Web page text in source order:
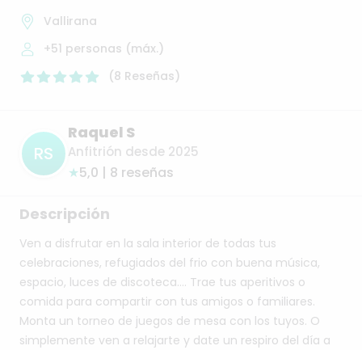
Vallirana
+51 personas (máx.)
(8 Reseñas)
RS
Raquel S
Anfitrión desde 2025
★5,0 | 8 reseñas
Descripción
Ven a disfrutar en la sala interior de todas tus
celebraciones, refugiados del frio con buena música,
espacio, luces de discoteca…. Trae tus aperitivos o
comida para compartir con tus amigos o familiares.
Monta un torneo de juegos de mesa con los tuyos. O
simplemente ven a relajarte y date un respiro del día a